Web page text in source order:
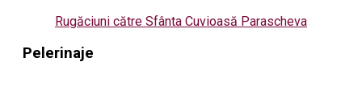
Rugăciuni către Sfânta Cuvioasă Parascheva
Pelerinaje